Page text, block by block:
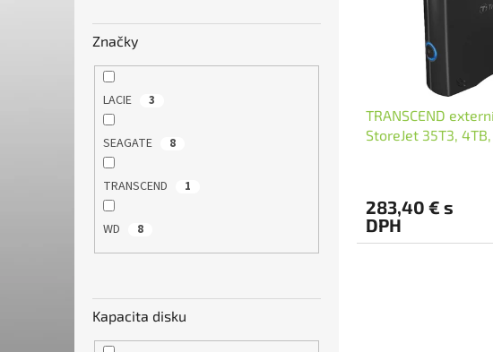
Značky
LACIE 3
SEAGATE 8
TRANSCEND 1
WD 8
Kapacita disku
TRANSCEND
StoreJet 35T3,
283,40 € s
DPH